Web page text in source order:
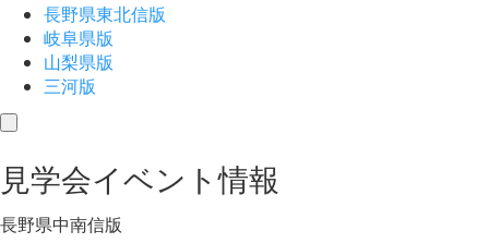
長野県東北信版
岐阜県版
山梨県版
三河版
toggle
見学会イベント情報
長野県中南信版